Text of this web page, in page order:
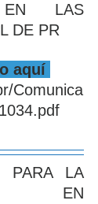
EN LAS
DE PR
aquí
Comunica
PARA LA
EN